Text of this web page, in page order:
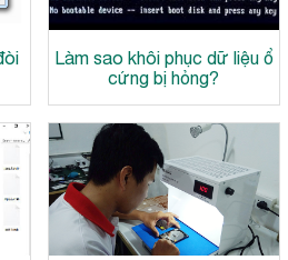
Làm sao khôi phục dữ liệu ổ
cứng bị hỏng?